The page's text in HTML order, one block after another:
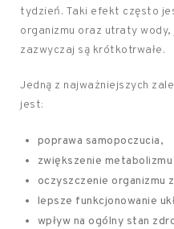
tydzień. Taki efekt często
organizmu oraz utraty
zazwyczaj są krótkotrwałe.
Jedną z najważniejszych
jest:
poprawa samopoczucia,
zwiększenie
oczyszczenie organizmu
lepsze funkcjonowanie
wpływ na ogólny stan